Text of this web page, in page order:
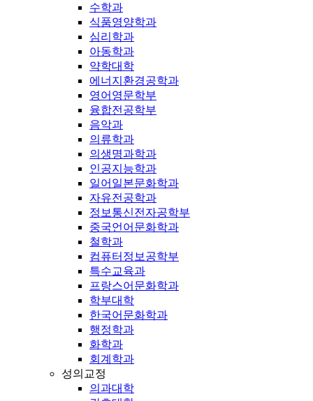
수학과
식품영양학과
심리학과
아동학과
약학대학
에너지환경공학과
영어영문학부
융합전공학부
음악과
의류학과
의생명과학과
인공지능학과
일어일본문화학과
자유전공학과
정보통신전자공학부
중국언어문화학과
철학과
컴퓨터정보공학부
특수교육과
프랑스어문화학과
학부대학
한국어문화학과
행정학과
화학과
회계학과
성의교정
의과대학